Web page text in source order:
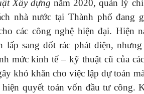
Xây dựng năm 2020, quản lý
nhà nước tại Thành phố
các công nghệ hiện đại. Hiện
lấp sang đốt rác phát điện,
mức kinh tế – kỹ thuật cũ của
khó khăn cho việc lập dự toán
quyết toán vốn đầu tư công.